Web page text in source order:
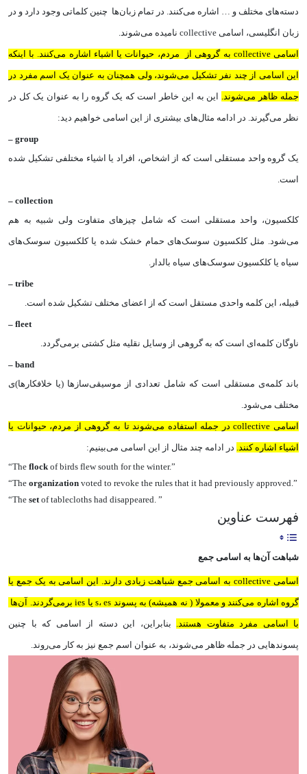
دسته‌های مختلف و … اشاره می‌کنند. در تمام زبان‌ها چنین کلماتی وجود دارد و در
زبان انگلیسی، اسامی collective نامیده می‌شوند.
اسامی collective به گروهی از مردم، حیوانات یا اشیاء اشاره می‌کنند. با اینکه
این اسامی از چند نفر تشکیل می‌شوند، ولی همچنان به عنوان یک اسم مفرد در
جمله ظاهر می‌شوند. این به این خاطر است که یک گروه را به عنوان یک کل در
نظر می‌گیرند. در ادامه مثال‌‌های بیشتری از این اسامی خواهیم دید:
group
–
یک گروه واحد مستقلی است که از اشخاص،‌ افراد یا اشیاء‌ مختلفی تشکیل شده
است.
collection
–
کلکسیون، واحد مستقلی است که شامل چیزهای متفاوت ولی شبیه به هم
می‌‌شود. مثل کلکسیون سوسک‌های حمام خشک شده یا کلکسیون سوسک‌های
سیاه یا کلکسیون سوسک‌های سیاه بالدار.
tribe
–
قبیله، این کلمه واحدی مستقل است که از اعضای مختلف تشکیل شده است.
fleet
–
ناوگان کلمه‌ای است که به گروهی از وسایل نقلیه مثل کشتی برمی‌گردد.
band
–
باند کلمه‌ی مستقلی است که شامل تعدادی از موسیقی‌سازها (یا خلافکارها)ی
مختلف می‌شود.
اسامی collective در جمله استفاده می‌شوند تا به گروهی از مردم،‌ حیوانات یا
اشیاء اشاره کنند. در ادامه چند مثال از این اسامی می‌بینیم:‌
“The flock of birds flew south for the winter.”
“The organization voted to revoke the rules that it had previously approved.”
“The setof tablecloths had disappeared. ”
فهرست عناوین
شباهت آن‌ها به اسامی جمع
اسامی collective به اسامی جمع شباهت زیادی دارند. این اسامی به یک جمع یا
گروه اشاره می‌کنند و معمولا ( نه همیشه) به پسوند s، es یا ies برمی‌گردند. آن‌ها
با اسامی مفرد متفاوت هستند. بنابراین، این دسته از اسامی که با چنین
پسوند‌هایی در جمله ظاهر می‌شوند، به عنوان اسم جمع نیز به کار می‌روند.